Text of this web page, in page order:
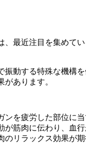
、最近注目を集めて
振動する特殊な機構
があります。
ンを疲労した部位に
が筋肉に伝わり、血
のリラックス効果が期